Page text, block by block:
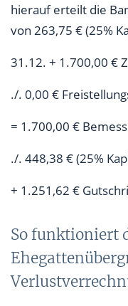
hierauf erteilt die
von 263,75 € (25%
31.12. + 1.700,00 €
./. 0,00 €
= 1.700,00 €
./. 448,38 € (25%
+ 1.251,62 €
So funktioniert